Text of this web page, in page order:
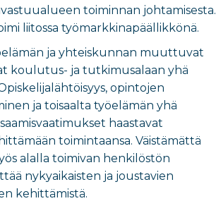
toiminnan johtamisesta.
liitossa työmarkkinapäällikkönä.
ja yhteiskunnan muuttuvat
koulutus- ja tutkimusalaan yhä
opintojen
ja toisaalta työelämän yhä
haastavat
toimintaansa. Väistämättä
alalla toimivan henkilöstön
nykyaikaisten ja joustavien
kehittämistä.